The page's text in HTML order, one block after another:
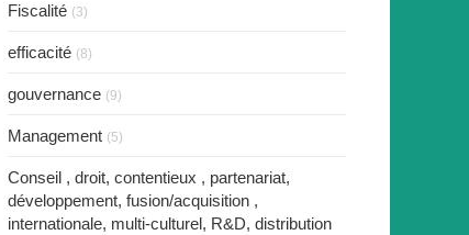
Fiscalité (3)
efficacité (8)
gouvernance (9)
Management (5)
Conseil , droit, contentieux , partenariat,
développement, fusion/acquisition ,
internationale, multi-culturel, R&D, distribution